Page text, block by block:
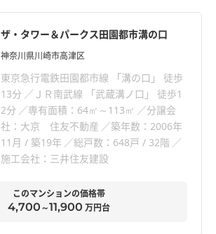
ザ・タワー＆パークス田園都市溝の口
神奈川県川崎市高津区
東京急行電鉄田園都市線 「溝の口」 徒歩
13分
ＪＲ南武線 「武蔵溝ノ口」 徒歩1
2分
専有面積：64㎡～113㎡
分譲会
社：大京 住友不動産
築年数：2006年
11月 / 築19年
総戸数：648戸 / 32階
施工会社：三井住友建設
このマンションの価格帯
4,700～11,900 万円台